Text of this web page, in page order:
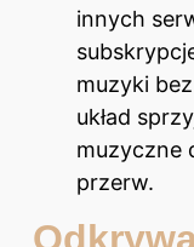
innych
muzyki
układ
muzyczne
przerw.